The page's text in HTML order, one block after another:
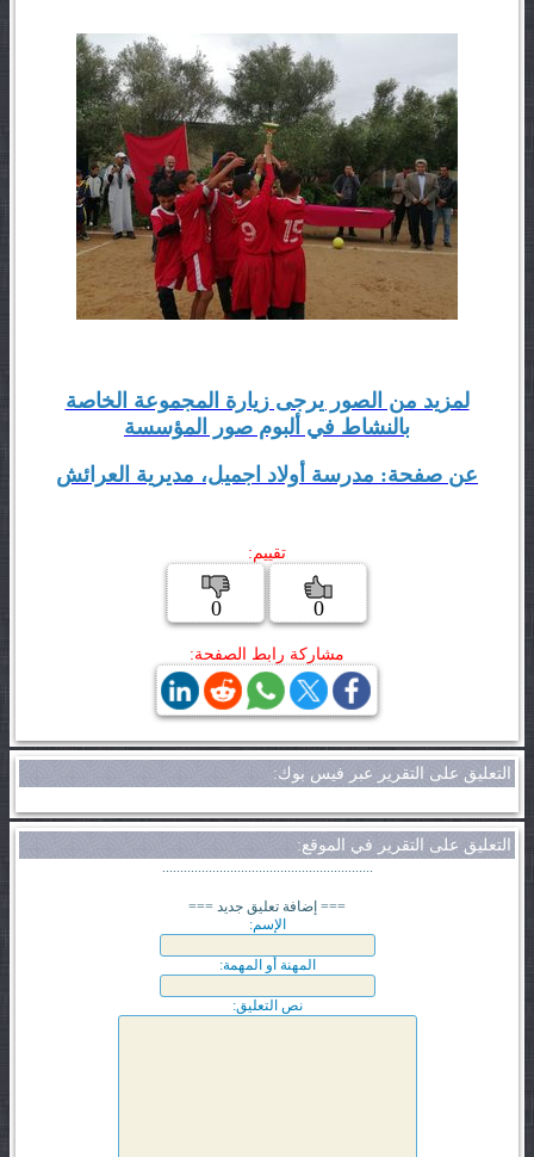
لمزيد من الصور يرجى زيارة المجموعة الخاصة
بالنشاط في ألبوم صور المؤسسة
عن صفحة: مدرسة أولاد اجميل، مديرية العرائش
تقييم:
0
0
مشاركة رابط الصفحة:
التعليق على التقرير عبر فيس بوك:
التعليق على التقرير في الموقع:
=== إضافة تعليق جديد ===
الإسم:
المهنة أو المهمة:
نص التعليق: